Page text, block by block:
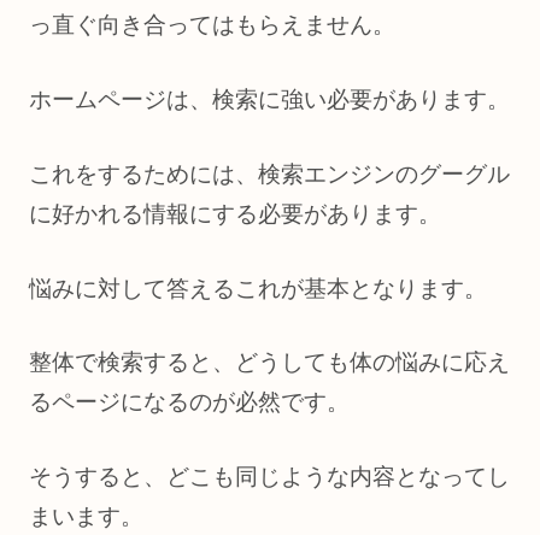
っ直ぐ向き合ってはもらえません。
ホームページは、検索に強い必要があります。
これをするためには、検索エンジンのグーグル
に好かれる情報にする必要があります。
悩みに対して答えるこれが基本となります。
整体で検索すると、どうしても体の悩みに応え
るページになるのが必然です。
そうすると、どこも同じような内容となってし
まいます。